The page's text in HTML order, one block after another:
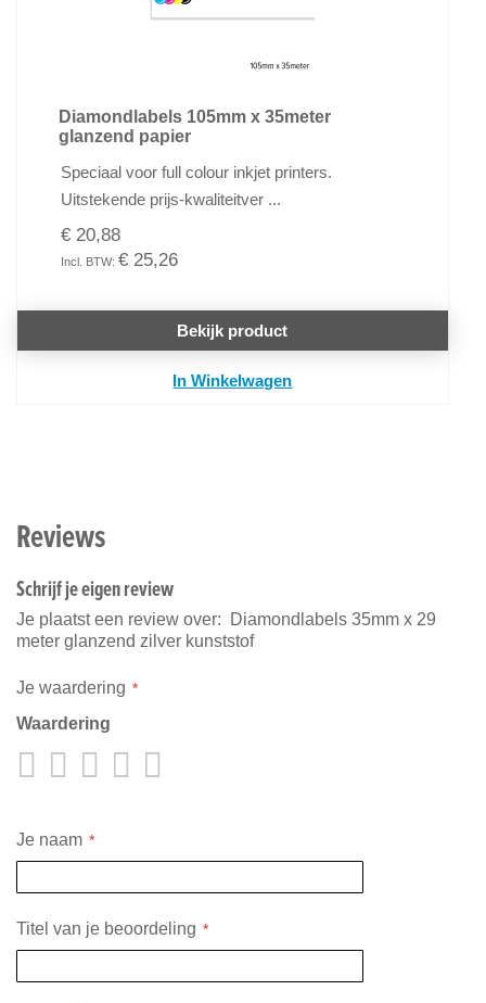
Diamondlabels 105mm x 35meter
glanzend papier
Speciaal voor full colour inkjet printers.
Uitstekende prijs-kwaliteitver ...
€ 20,88
€ 25,26
Bekijk product
In Winkelwagen
Reviews
Schrijf je eigen review
Je plaatst een review over:
Diamondlabels 35mm x 29
meter glanzend zilver kunststof
Je waardering
Waardering
1
star
2
stars
3
stars
4
stars
Je naam
Titel van je beoordeling